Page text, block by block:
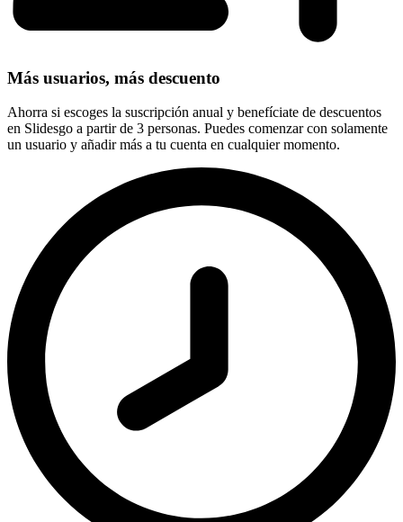
Más usuarios, más descuento
Ahorra si escoges la suscripción anual y benefíciate de descuentos
en Slidesgo a partir de 3 personas. Puedes comenzar con solamente
un usuario y añadir más a tu cuenta en cualquier momento.